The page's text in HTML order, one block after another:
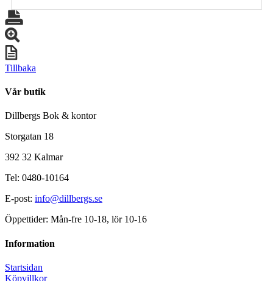
Tillbaka
Vår butik
Dillbergs Bok & kontor
Storgatan 18
392 32 Kalmar
Tel: 0480-10164
E-post: info@dillbergs.se
Öppettider: Mån-fre 10-18, lör 10-16
Information
Startsidan
Köpvillkor